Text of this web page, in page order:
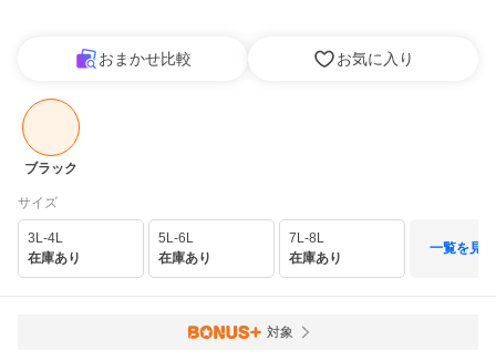
おまかせ比較 お気に入り
ブラック
サイズ
3L-4L
在庫あり
5L-6L
在庫あり
7L-8L
在庫あり
一覧を見る
対象